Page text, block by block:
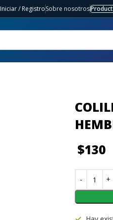
Iniciar / RegistroSobre nosotros
$130